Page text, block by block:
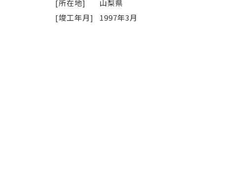
[所在地]
山梨県
[竣工年月]
1997年3月